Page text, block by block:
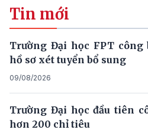
Tin mới
Trường Đại học FPT công
hồ sơ xét tuyển bổ sung
09/08/2026
Trường Đại học đầu tiên
hơn 200 chỉ tiêu